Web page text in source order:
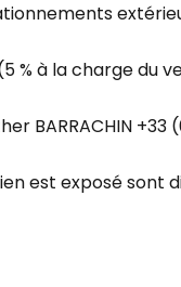
% à la charge du
+33
est exposé sont